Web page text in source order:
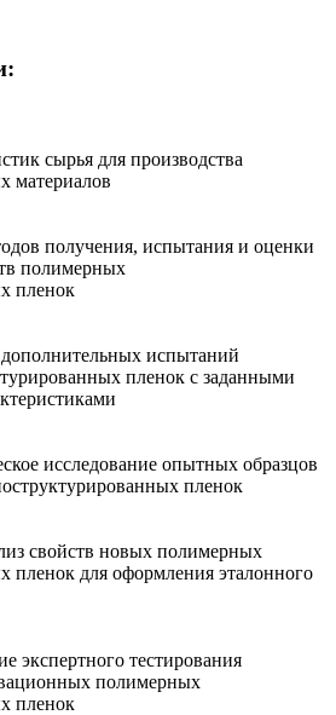
сырья для производства
материалов
получения, испытания и оценки
полимерных
пленок
испытаний
пленок с заданными
исследование опытных образцов
пленок
свойств новых полимерных
пленок для оформления эталонного
экспертного тестирования
полимерных
пленок